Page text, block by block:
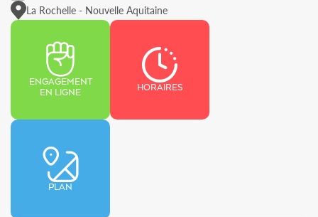
La Rochelle - Nouvelle Aquitaine
ENGAGEMENT
EN LIGNE
HORAIRES
PLAN